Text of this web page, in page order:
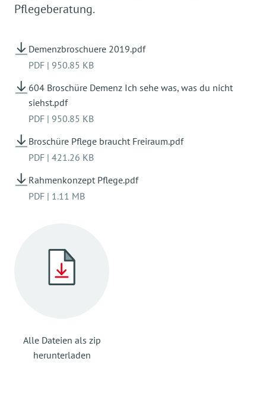
Pflegeberatung.
Demenzbroschuere 2019.pdf
PDF | 950.85 KB
604 Broschüre Demenz Ich sehe was, was du nicht
siehst.pdf
PDF | 950.85 KB
Broschüre Pflege braucht Freiraum.pdf
PDF | 421.26 KB
Rahmenkonzept Pflege.pdf
PDF | 1.11 MB
Alle Dateien als zip
herunterladen